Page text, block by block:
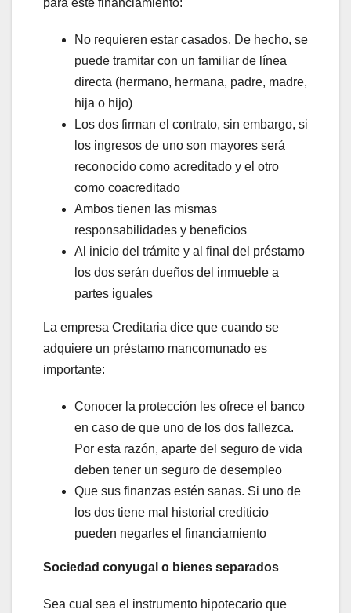
para este financiamiento:
No requieren estar casados. De hecho, se
puede tramitar con un familiar de línea
directa (hermano, hermana, padre, madre,
hija o hijo)
Los dos firman el contrato, sin embargo, si
los ingresos de uno son mayores será
reconocido como acreditado y el otro
como coacreditado
Ambos tienen las mismas
responsabilidades y beneficios
Al inicio del trámite y al final del préstamo
los dos serán dueños del inmueble a
partes iguales
La empresa Creditaria dice que cuando se
adquiere un préstamo mancomunado es
importante:
Conocer la protección les ofrece el banco
en caso de que uno de los dos fallezca.
Por esta razón, aparte del seguro de vida
deben tener un seguro de desempleo
Que sus finanzas estén sanas. Si uno de
los dos tiene mal historial crediticio
pueden negarles el financiamiento
Sociedad conyugal o bienes separados
Sea cual sea el instrumento hipotecario que